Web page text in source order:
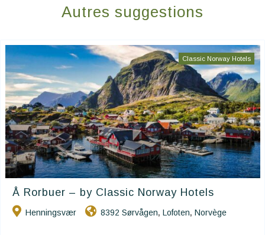
Autres suggestions
Classic Norway Hotels
Å Rorbuer – by Classic Norway Hotels
Henningsvær 8392 Sørvågen, Lofoten, Norvège